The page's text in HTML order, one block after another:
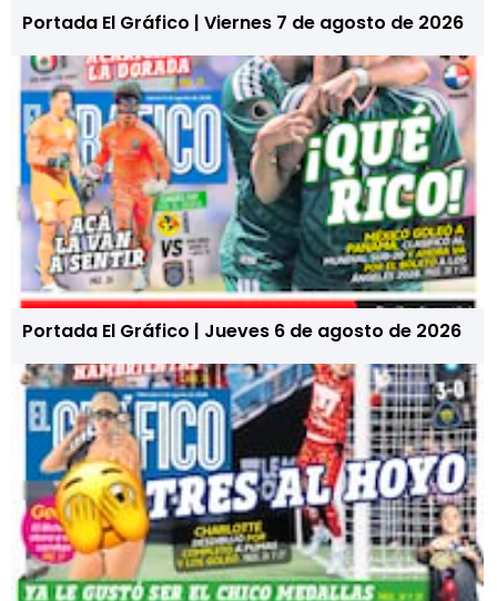
Portada El Gráfico | Viernes 7 de agosto de 2026
Portada El Gráfico | Jueves 6 de agosto de 2026